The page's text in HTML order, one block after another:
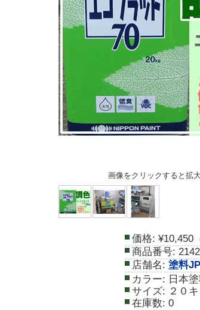
画像をクリックすると拡
価格: ¥10,450
商品番号:
店舗名: 塗料JP
カラー: 日本
サイズ: ２０キ
在庫数: 0